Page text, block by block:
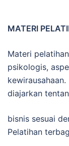
MATERI
Materi
psikologis,
diajarkan
bisnis sesuai
Pelatihan